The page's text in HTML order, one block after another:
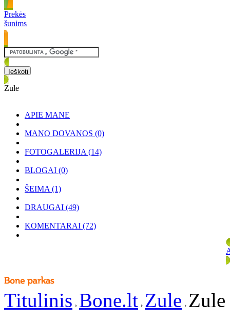
Prekės
šunims
Zule
APIE MANE
MANO DOVANOS (0)
FOTOGALERIJA (14)
BLOGAI (0)
ŠEIMA (1)
DRAUGAI (49)
KOMENTARAI (72)
Titulinis Bone.lt Zule